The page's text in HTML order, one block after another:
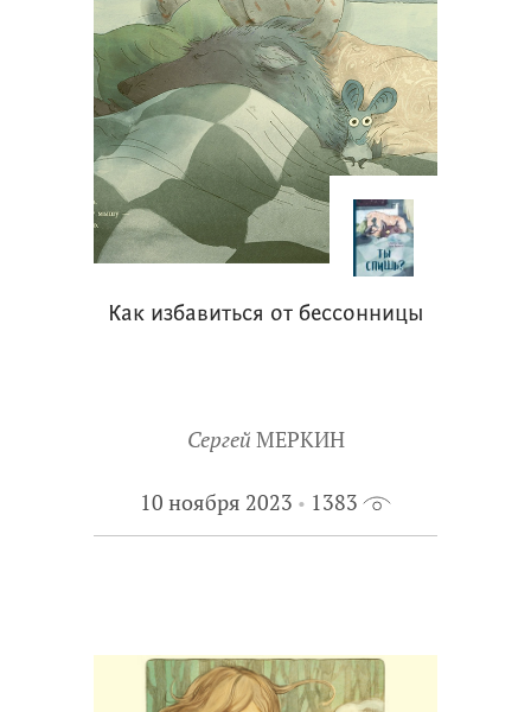
Как избавиться от бессонницы
Сергей МЕРКИН
10 ноября 2023 1383